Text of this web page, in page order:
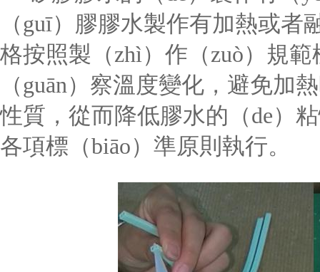
（guī）膠膠水製作有加熱或
格按照製（zhì）作（zuò）規
（guān）察溫度變化，避免加
性質，從而降低膠水的（de）
各項標（biāo）準原則執行。